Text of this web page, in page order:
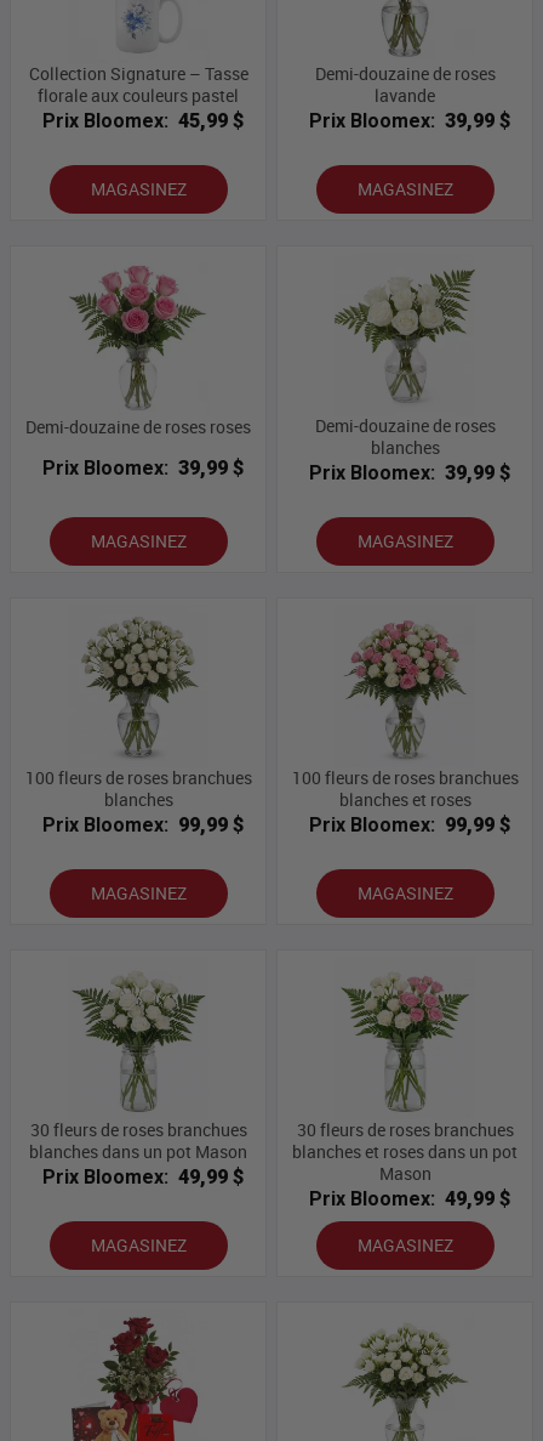
Collection Signature – Tasse
florale aux couleurs pastel
Prix Bloomex: 45,99 $
MAGASINEZ
Demi-douzaine de roses
lavande
Prix Bloomex: 39,99 $
MAGASINEZ
Demi-douzaine de roses roses
Prix Bloomex: 39,99 $
MAGASINEZ
Demi-douzaine de roses
blanches
Prix Bloomex: 39,99 $
MAGASINEZ
100 fleurs de roses branchues
blanches
Prix Bloomex: 99,99 $
MAGASINEZ
100 fleurs de roses branchues
blanches et roses
Prix Bloomex: 99,99 $
MAGASINEZ
30 fleurs de roses branchues
blanches dans un pot Mason
Prix Bloomex: 49,99 $
MAGASINEZ
30 fleurs de roses branchues
blanches et roses dans un pot
Mason
Prix Bloomex: 49,99 $
MAGASINEZ